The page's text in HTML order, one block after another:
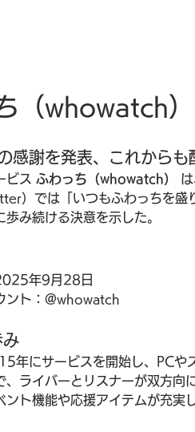
（whowatch
感謝を発表、これから
ビス ふわっち（whowatch）
）では「いつもふわっちを盛
歩み続ける決意を示した。
年9月28日
ント：@whowatch
み
年にサービスを開始し、PCや
、ライバーとリスナーが双方向
ント機能や応援アイテムが充実